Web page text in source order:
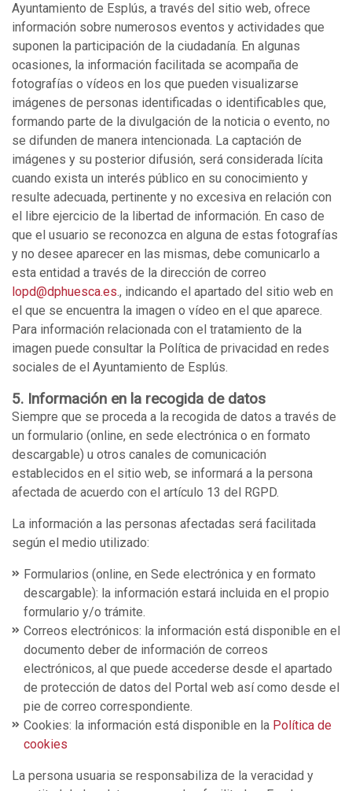
Ayuntamiento de Esplús, a través del sitio web, ofrece
información sobre numerosos eventos y actividades que
suponen la participación de la ciudadanía. En algunas
ocasiones, la información facilitada se acompaña de
fotografías o vídeos en los que pueden visualizarse
imágenes de personas identificadas o identificables que,
formando parte de la divulgación de la noticia o evento, no
se difunden de manera intencionada. La captación de
imágenes y su posterior difusión, será considerada lícita
cuando exista un interés público en su conocimiento y
resulte adecuada, pertinente y no excesiva en relación con
el libre ejercicio de la libertad de información. En caso de
que el usuario se reconozca en alguna de estas fotografías
y no desee aparecer en las mismas, debe comunicarlo a
esta entidad a través de la dirección de correo
lopd@dphuesca.es., indicando el apartado del sitio web en
el que se encuentra la imagen o vídeo en el que aparece.
Para información relacionada con el tratamiento de la
imagen puede consultar la Política de privacidad en redes
sociales de el Ayuntamiento de Esplús.
5. Información en la recogida de datos
Siempre que se proceda a la recogida de datos a través de
un formulario (online, en sede electrónica o en formato
descargable) u otros canales de comunicación
establecidos en el sitio web, se informará a la persona
afectada de acuerdo con el artículo 13 del RGPD.
La información a las personas afectadas será facilitada
según el medio utilizado:
Formularios (online, en Sede electrónica y en formato
descargable): la información estará incluida en el propio
formulario y/o trámite.
Correos electrónicos: la información está disponible en el
documento deber de información de correos
electrónicos, al que puede accederse desde el apartado
de protección de datos del Portal web así como desde el
pie de correo correspondiente.
Cookies: la información está disponible en la Política de
cookies
La persona usuaria se responsabiliza de la veracidad y